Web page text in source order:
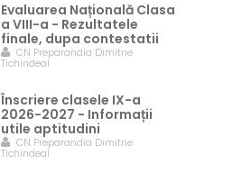
Evaluarea Națională Clasa
a VIII-a - Rezultatele
finale, dupa contestatii
CN Preparandia Dimitrie
Tichindeal
Înscriere clasele IX-a
2026-2027 - Informații
utile aptitudini
CN Preparandia Dimitrie
Tichindeal